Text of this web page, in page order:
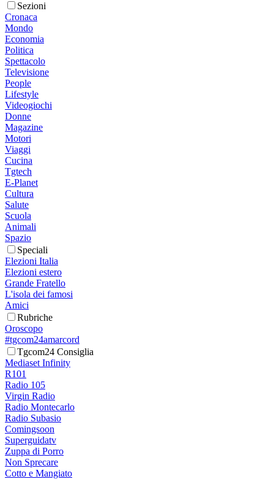
Sezioni
Cronaca
Mondo
Economia
Politica
Spettacolo
Televisione
People
Lifestyle
Videogiochi
Donne
Magazine
Motori
Viaggi
Cucina
Tgtech
E-Planet
Cultura
Salute
Scuola
Animali
Spazio
Speciali
Elezioni Italia
Elezioni estero
Grande Fratello
L'isola dei famosi
Amici
Rubriche
Oroscopo
#tgcom24amarcord
Tgcom24 Consiglia
Mediaset Infinity
R101
Radio 105
Virgin Radio
Radio Montecarlo
Radio Subasio
Comingsoon
Superguidatv
Zuppa di Porro
Non Sprecare
Cotto e Mangiato